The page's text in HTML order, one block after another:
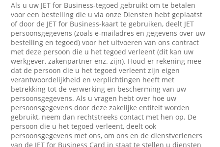
Als u uw JET for Business-tegoed gebruikt om te betalen
voor een bestelling die u via onze Diensten hebt geplaatst
of door de JET for Business-kaart te gebruiken, deelt JET
persoonsgegevens (zoals e-mailadres en gegevens over uw
bestelling en tegoed) voor het uitvoeren van ons contract
met deze persoon die u het tegoed verleent (dit kan uw
werkgever, zakenpartner enz. zijn). Houd er rekening mee
dat de persoon die u het tegoed verleent zijn eigen
verantwoordelijkheid en verplichtingen heeft met
betrekking tot de verwerking en bescherming van uw
persoonsgegevens. Als u vragen hebt over hoe uw
persoonsgegevens door deze zakelijke entiteit worden
gebruikt, neem dan rechtstreeks contact met hen op. De
persoon die u het tegoed verleent, deelt ook
persoonsgegevens met ons, om ons en de dienstverleners
van de JET for Business Card in staat te stellen u diensten